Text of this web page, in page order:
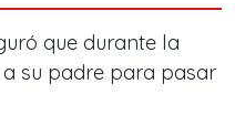
que durante la
su padre para pasar